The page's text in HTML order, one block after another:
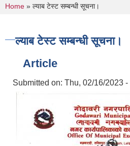
You are here
Home » ल्याब टेस्ट सम्बन्धी सूचना।
ल्याब टेस्ट सम्बन्धी सूचना।
Article
Submitted on: Thu, 02/16/2023 -